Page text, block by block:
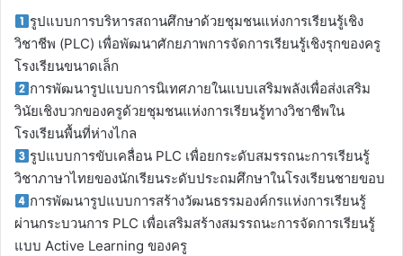
รูปแบบการบริหารสถานศึกษาด้วยชุมชนแห่งการเรียนรู้เชิง
วิชาชีพ (PLC) เพื่อพัฒนาศักยภาพการจัดการเรียนรู้เชิงรุกของครู
โรงเรียนขนาดเล็ก
การพัฒนารูปแบบการนิเทศภายในแบบเสริมพลังเพื่อส่งเสริม
วินัยเชิงบวกของครูด้วยชุมชนแห่งการเรียนรู้ทางวิชาชีพใน
โรงเรียนพื้นที่ห่างไกล
รูปแบบการขับเคลื่อน PLC เพื่อยกระดับสมรรถนะการเรียนรู้
วิชาภาษาไทยของนักเรียนระดับประถมศึกษาในโรงเรียนชายขอบ
การพัฒนารูปแบบการสร้างวัฒนธรรมองค์กรแห่งการเรียนรู้
ผ่านกระบวนการ PLC เพื่อเสริมสร้างสมรรถนะการจัดการเรียนรู้
แบบ Active Learning ของครู